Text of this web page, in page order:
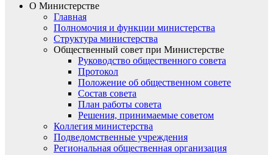
О Министерстве
Главная
Полномочия и функции министерства
Структура министерства
Общественный совет при Министерстве
Руководство общественного совета
Протокол
Положение об общественном совете
Состав совета
План работы совета
Решения, принимаемые советом
Коллегия министерства
Подведомственные учреждения
Региональная общественная организация